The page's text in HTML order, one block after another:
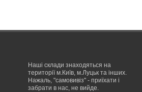
Наші склади знаходяться на
території м.Київ, м.Луцьк та інших.
Нажаль, "самовивіз" - приїхати і
забрати в нас, не вийде.